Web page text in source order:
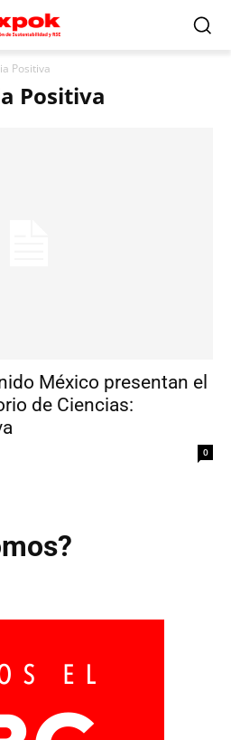
Positiva
Positiva
México presentan el
de Ciencias:
0